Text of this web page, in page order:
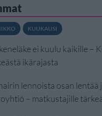
KUUKAUSI
ei kuulu kaikille –
ikärajasta
lennoista osan lentää
– matkustajille